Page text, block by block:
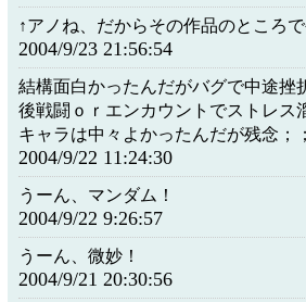
↑アノね、だからその作品のところで
2004/9/23 21:56:54
結構面白かったんだがバグで中途挫
後戦闘ｏｒエンカウントでストレス
キャラは中々よかったんだが残念；；
2004/9/22 11:24:30
うーん、マンダム！
2004/9/22 9:26:57
うーん、微妙！
2004/9/21 20:30:56